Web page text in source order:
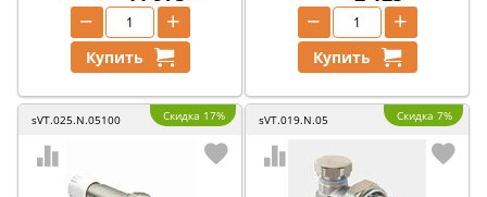
+
−
Купить
+
−
Купить
sVT.025.N.05100 Скидка 17% sVT.019.N.05 Скидка 7%